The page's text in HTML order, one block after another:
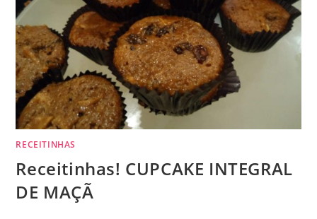
RECEITINHAS
Receitinhas! CUPCAKE INTEGRAL
DE MAÇÃ